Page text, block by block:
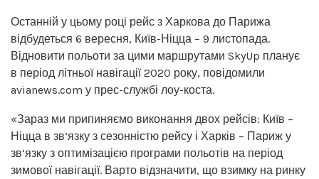
Останній у цьому році рейс з Харкова до Парижа
відбудеться 6 вересня, Київ-Ніцца – 9 листопада.
Відновити польоти за цими маршрутами SkyUp планує
в період літньої навігації 2020 року, повідомили
avianews.com у прес-службі лоу-коста.
«Зараз ми припиняємо виконання двох рейсів: Київ –
Ніцца в зв’язку з сезонністю рейсу і Харків – Париж у
зв’язку з оптимізацією програми польотів на період
зимової навігації. Варто відзначити, що взимку на ринку